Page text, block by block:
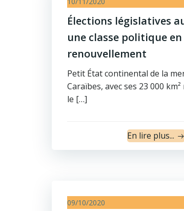
Élections législatives
une classe politique
renouvellement
Petit État continental de la
Caraïbes, avec ses 23 000
le […]
En lire plus...
09/10/2020